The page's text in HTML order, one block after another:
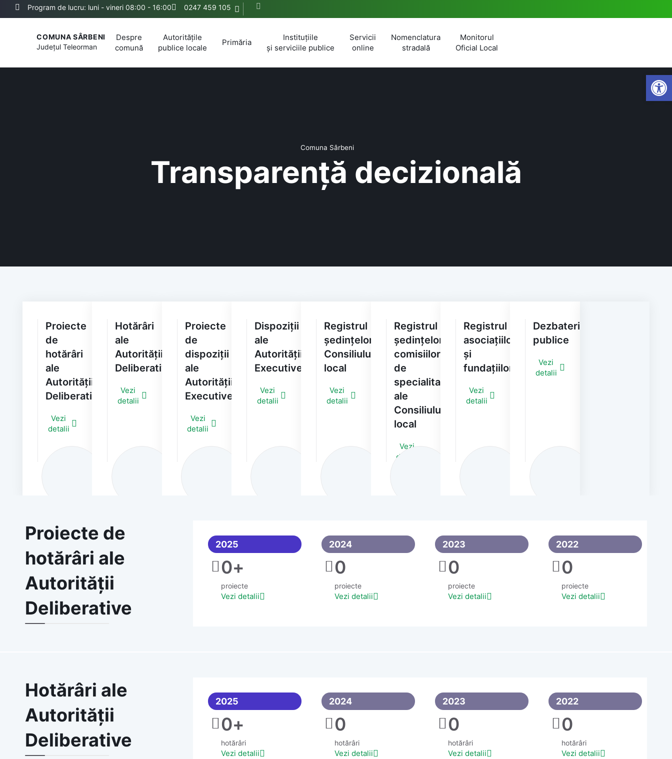
Program de lucru: luni - vineri 08:00 - 16:00 0247 459 105
COMUNA SÂRBENI
JudețulTeleorman
Despre
comună
Autoritățile
publice locale
Primăria
Instituțiile
și serviciile publice
Servicii
online
Nomenclatura
stradală
Monitorul
Oficial Local
Comuna Sârbeni
Transparență decizională
Proiecte
de
hotărâri
ale
Autorității
Deliberative
Vezi
detalii
Hotărâri
ale
Autorității
Deliberative
Vezi
detalii
Proiecte
de
dispoziții
ale
Autorității
Executive
Vezi
detalii
Dispoziții
ale
Autorității
Executive
Vezi
detalii
Registrul
ședințelor
Consiliului
local
Vezi
detalii
Registrul
ședințelor
comisiilor
de
specialitate
ale
Consiliului
local
Vezi
detalii
Registrul
asociațiilor
și
fundațiilor
Vezi
detalii
Dezbateri
publice
Vezi
detalii
Proiecte de
hotărâri ale
Autorității
Deliberative
2025
proiecte
0+
Vezi detalii
2024
proiecte
0
Vezi detalii
2023
proiecte
0
Vezi detalii
2022
proiecte
0
Vezi detalii
Hotărâri ale
Autorității
Deliberative
2025
hotărâri
0+
Vezi detalii
2024
hotărâri
0
Vezi detalii
2023
hotărâri
0
Vezi detalii
2022
hotărâri
0
Vezi detalii